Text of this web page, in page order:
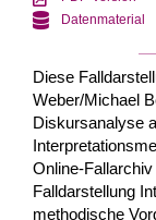
Datenmaterial
Diese
Weber/Michael
Diskursanalyse
Online-
Falldarstellung
methodische